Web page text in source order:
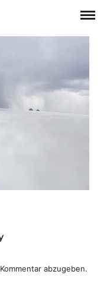
abzugeben.